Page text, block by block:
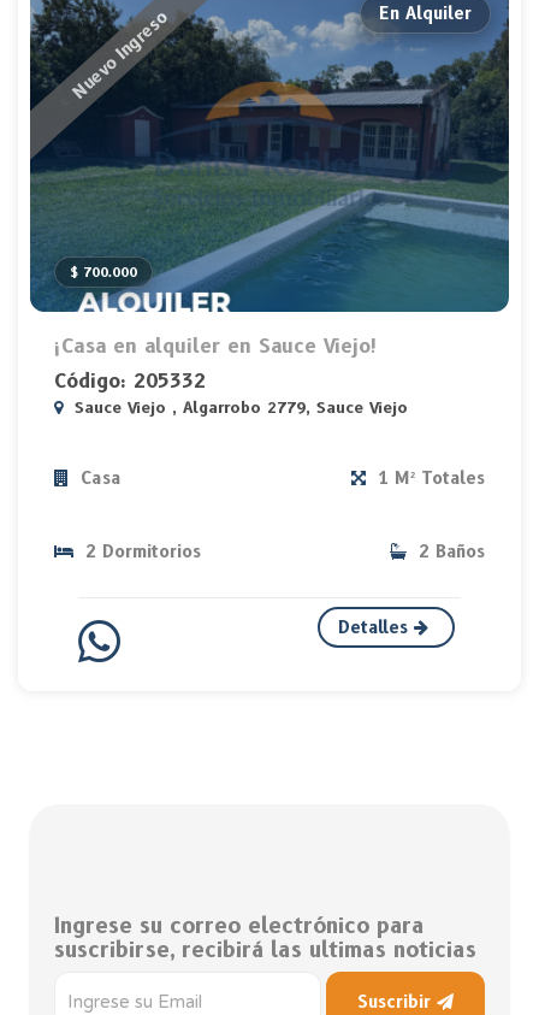
Nuevo Ingreso En Alquiler
$ 700.000
¡Casa en alquiler en Sauce Viejo!
Código: 205332
Sauce Viejo , Algarrobo 2779, Sauce Viejo
Casa 1 M² Totales
2 Dormitorios 2 Baños
Detalles
Ingrese su correo electrónico para
suscribirse, recibirá las ultimas noticias
Suscribir